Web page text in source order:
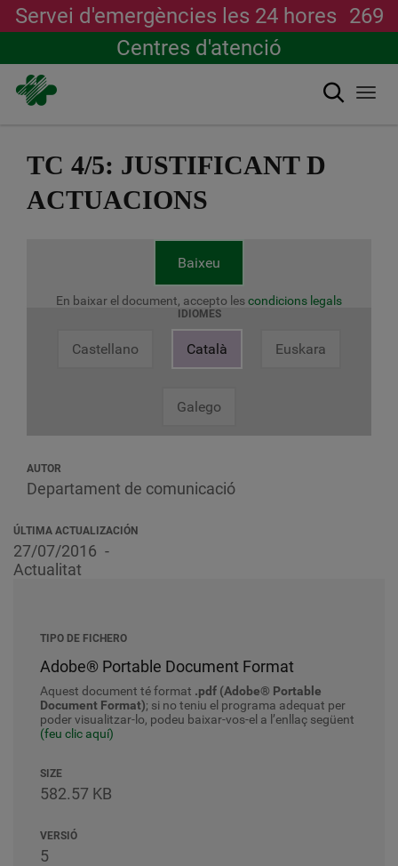
contingut
Servei d'emergències les 24 hores 269
Centres d'atenció
Cerca
TC 4/5: JUSTIFICANT D
ACTUACIONS
Baixeu
En baixar el document, accepto lescondicions legals
IDIOMES
Castellano Català Euskara
Galego
AUTOR
Departament de comunicació
ÚLTIMA ACTUALIZACIÓN
27/07/2016
Actualitat
TIPO DE FICHERO
Adobe® Portable Document Format
Aquest document té format .pdf (Adobe® Portable
Document Format); si no teniu el programa adequat per
poder visualitzar-lo, podeu baixar-vos-el a l’enllaç següent
(feu clic aquí)
SIZE
582.57 KB
VERSIÓ
5